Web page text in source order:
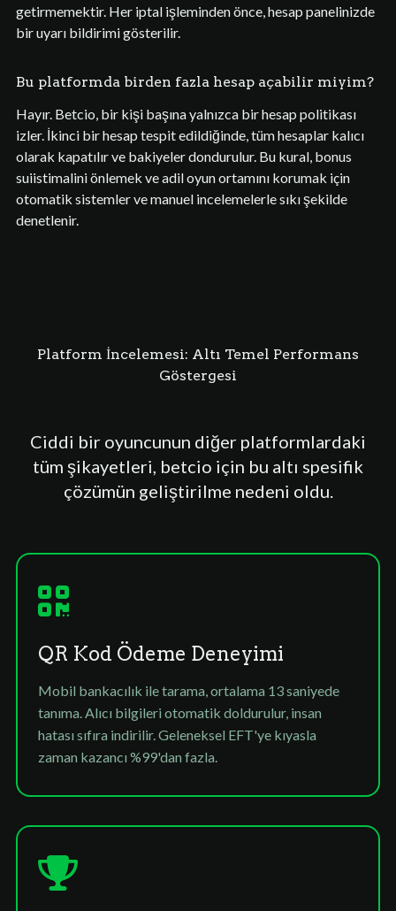
getirmemektir. Her iptal işleminden önce, hesap panelinizde
bir uyarı bildirimi gösterilir.
Bu platformda birden fazla hesap açabilir miyim?
Hayır. Betcio, bir kişi başına yalnızca bir hesap politikası
izler. İkinci bir hesap tespit edildiğinde, tüm hesaplar kalıcı
olarak kapatılır ve bakiyeler dondurulur. Bu kural, bonus
suiistimalini önlemek ve adil oyun ortamını korumak için
otomatik sistemler ve manuel incelemelerle sıkı şekilde
denetlenir.
Platform İncelemesi: Altı Temel Performans
Göstergesi
Ciddi bir oyuncunun diğer platformlardaki
tüm şikayetleri, betcio için bu altı spesifik
çözümün geliştirilme nedeni oldu.
QR Kod Ödeme Deneyimi
Mobil bankacılık ile tarama, ortalama 13 saniyede
tanıma. Alıcı bilgileri otomatik doldurulur, insan
hatası sıfıra indirilir. Geleneksel EFT'ye kıyasla
zaman kazancı %99'dan fazla.